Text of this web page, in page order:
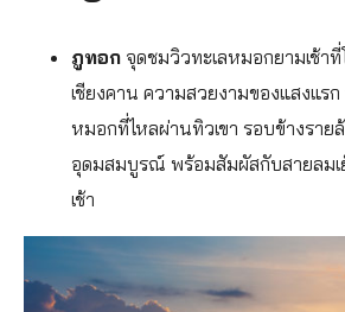
ภูทอก จุดชมวิวทะเลหมอกยามเช้าที่
เชียงคาน ความสวยงามของแสงแร
หมอกที่ไหลผ่านทิวเขา รอบข้างราย
อุดมสมบูรณ์ พร้อมสัมผัสกับสายลม
เช้า